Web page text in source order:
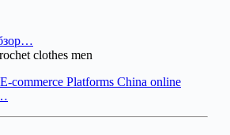
clothes men
commerce Platforms China online